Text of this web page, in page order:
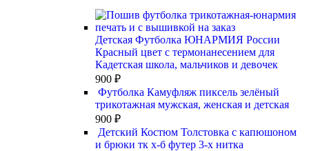
Детская Футболка ЮНАРМИЯ России
Красный цвет с термонанесением для
Кадетская школа, мальчиков и девочек
900 ₽
Футболка Камуфляж пиксель зелёный
трикотажная мужская, женская и детская
900 ₽
Детский Костюм Толстовка с капюшоном
и брюки тк х-б футер 3-х нитка